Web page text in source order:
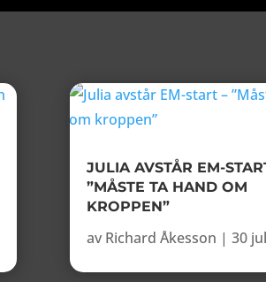
JULIA AVSTÅR EM-
”MÅSTE TA HAND OM
KROPPEN”
av Richard Åkesson | 30